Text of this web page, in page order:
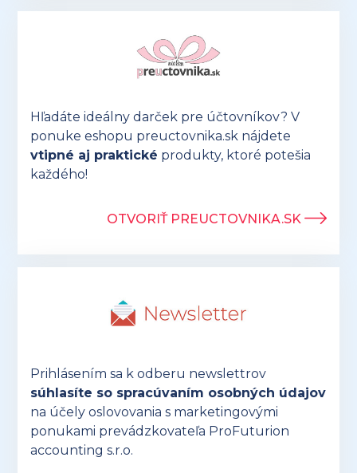
Hľadáte ideálny darček pre účtovníkov? V
ponuke eshopu preuctovnika.sk nájdete
vtipné aj praktické produkty, ktoré potešia
každého!
OTVORIŤ PREUCTOVNIKA.SK
Prihlásením sa k odberu newslettrov
súhlasíte so spracúvaním osobných údajov
na účely oslovovania s marketingovými
ponukami prevádzkovateľa ProFuturion
accounting s.r.o.